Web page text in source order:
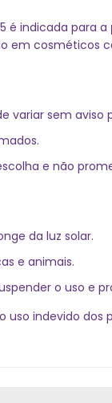
é indicada para a
em
variar sem aviso
e não
da luz solar.
e animais.
o uso e
uso indevido